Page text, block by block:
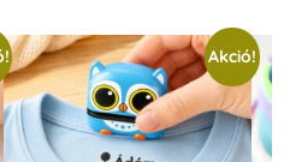
Akció!